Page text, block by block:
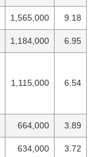
1,565,000 9.18
1,184,000 6.95
1,115,000 6.54
664,000 3.89
634,000 3.72